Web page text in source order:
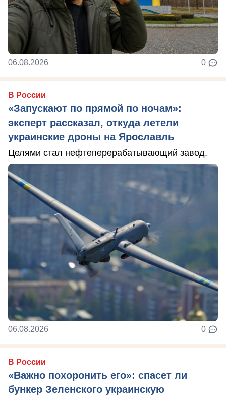
06.08.2026 0
В России
«Запускают по прямой по ночам»:
эксперт рассказал, откуда летели
украинские дроны на Ярославль
Целями стал нефтеперерабатывающий завод.
06.08.2026 0
В России
«Важно похоронить его»: спасет ли
бункер Зеленского украинскую